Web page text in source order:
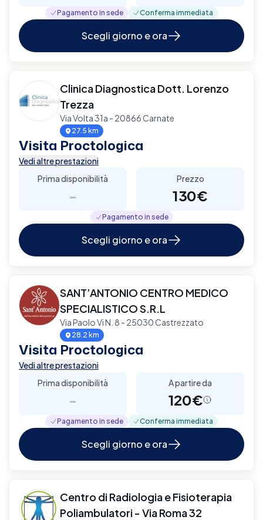
Pagamento in sede Conferma immediata
Scegli giorno e ora
Clinica Diagnostica Dott. Lorenzo
Trezza
Via Volta 31a - 20866 Carnate
27.5 km
Visita Proctologica
Vedi altre prestazioni
Prima disponibilità
-
Prezzo
130€
Pagamento in sede
Scegli giorno e ora
SANT’ANTONIO CENTRO MEDICO
SPECIALISTICO S.R.L
Via Paolo Vi N. 8 - 25030 Castrezzato
28.2 km
Visita Proctologica
Vedi altre prestazioni
Prima disponibilità
-
A partire da
120€
Pagamento in sede Conferma immediata
Scegli giorno e ora
Centro di Radiologia e Fisioterapia
Poliambulatori - Via Roma 32